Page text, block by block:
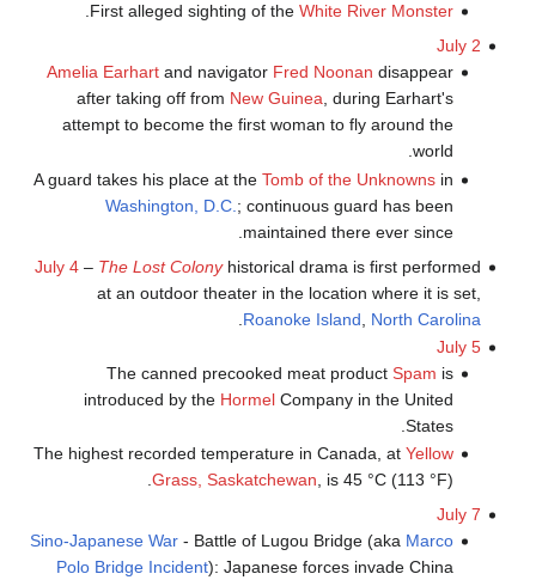
First alleged sighting of theWhite River Monster
.
July 2
Amelia Earhart and navigator Fred Noonan disappear
after taking off from New Guinea, during Earhart's
attempt to become the first woman to fly around the
world.
A guard takes his place at theTomb of the Unknowns in
Washington, D.C. ; continuous guard has been
maintained there ever since.
July 4– The Lost Colonyhistorical drama is first performed
at an outdoor theater in the location where it is set,
Roanoke Island
North Carolina
July 5
The canned precooked meat productSpam is
introduced by the Hormel Company in the United
States.
The highest recorded temperature in Canada, atYellow
Grass, Saskatchewan, is 45 °C (113 °F).
July 7
Sino-Japanese War - Battle of Lugou Bridge (aka Marco
Polo Bridge Incident): Japanese forces invade China